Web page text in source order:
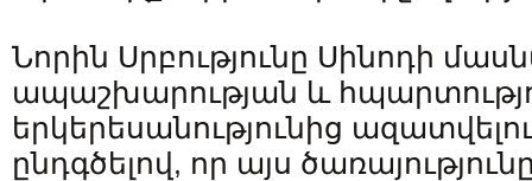
Նորին Սրբությունը Սինոդի
ապաշխարության և
երկերեսանությունից
ընդգծելով, որ այս